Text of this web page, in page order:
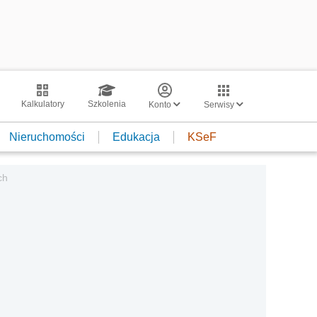
Kalkulatory Szkolenia Konto Serwisy
Nieruchomości Edukacja KSeF